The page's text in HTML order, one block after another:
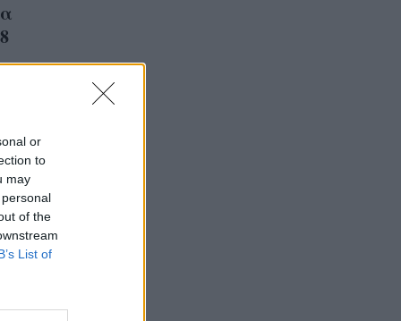
or
to
may
of the
List of